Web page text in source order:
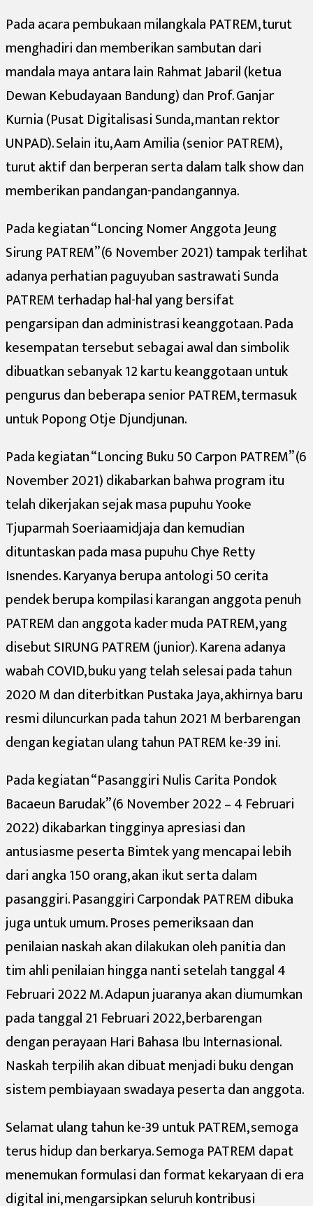
Pada acara pembukaan milangkala PATREM, turut
menghadiri dan memberikan sambutan dari
mandala maya antara lain Rahmat Jabaril (ketua
Dewan Kebudayaan Bandung) dan Prof. Ganjar
Kurnia (Pusat Digitalisasi Sunda, mantan rektor
UNPAD). Selain itu, Aam Amilia (senior PATREM),
turut aktif dan berperan serta dalam talk show dan
memberikan pandangan-pandangannya.
Pada kegiatan “Loncing Nomer Anggota Jeung
Sirung PATREM” (6 November 2021) tampak terlihat
adanya perhatian paguyuban sastrawati Sunda
PATREM terhadap hal-hal yang bersifat
pengarsipan dan administrasi keanggotaan. Pada
kesempatan tersebut sebagai awal dan simbolik
dibuatkan sebanyak 12 kartu keanggotaan untuk
pengurus dan beberapa senior PATREM, termasuk
untuk Popong Otje Djundjunan.
Pada kegiatan “Loncing Buku 50 Carpon PATREM” (6
November 2021) dikabarkan bahwa program itu
telah dikerjakan sejak masa pupuhu Yooke
Tjuparmah Soeriaamidjaja dan kemudian
dituntaskan pada masa pupuhu Chye Retty
Isnendes. Karyanya berupa antologi 50 cerita
pendek berupa kompilasi karangan anggota penuh
PATREM dan anggota kader muda PATREM, yang
disebut SIRUNG PATREM (junior). Karena adanya
wabah COVID, buku yang telah selesai pada tahun
2020 M dan diterbitkan Pustaka Jaya, akhirnya baru
resmi diluncurkan pada tahun 2021 M berbarengan
dengan kegiatan ulang tahun PATREM ke-39 ini.
Pada kegiatan “Pasanggiri Nulis Carita Pondok
Bacaeun Barudak” (6 November 2022 – 4 Februari
2022) dikabarkan tingginya apresiasi dan
antusiasme peserta Bimtek yang mencapai lebih
dari angka 150 orang, akan ikut serta dalam
pasanggiri. Pasanggiri Carpondak PATREM dibuka
juga untuk umum. Proses pemeriksaan dan
penilaian naskah akan dilakukan oleh panitia dan
tim ahli penilaian hingga nanti setelah tanggal 4
Februari 2022 M. Adapun juaranya akan diumumkan
pada tanggal 21 Februari 2022, berbarengan
dengan perayaan Hari Bahasa Ibu Internasional.
Naskah terpilih akan dibuat menjadi buku dengan
sistem pembiayaan swadaya peserta dan anggota.
Selamat ulang tahun ke-39 untuk PATREM, semoga
terus hidup dan berkarya. Semoga PATREM dapat
menemukan formulasi dan format kekaryaan di era
digital ini, mengarsipkan seluruh kontribusi